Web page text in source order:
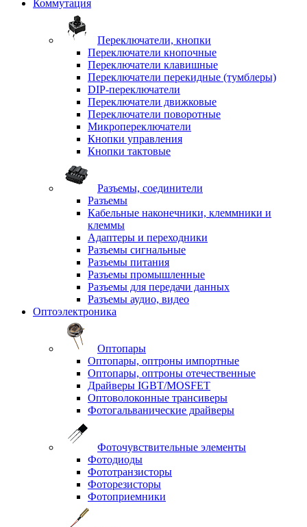
Коммутация
Переключатели, кнопки
Переключатели кнопочные
Переключатели клавишные
Переключатели перекидные (тумблеры)
DIP-переключатели
Переключатели движковые
Переключатели поворотные
Микропереключатели
Кнопки управления
Кнопки тактовые
Разъемы, соединители
Разъемы
Кабельные наконечники, клеммники и
клеммы
Адаптеры и переходники
Разъемы сигнальные
Разъемы питания
Разъемы промышленные
Разъемы для передачи данных
Разъемы аудио, видео
Оптоэлектроника
Оптопары
Оптопары, оптроны импортные
Оптопары, оптроны отечественные
Драйверы IGBT/MOSFET
Оптоволоконные трансиверы
Фотогальванические драйверы
Фоточувствительные элементы
Фотодиоды
Фототранзисторы
Фоторезисторы
Фотоприемники